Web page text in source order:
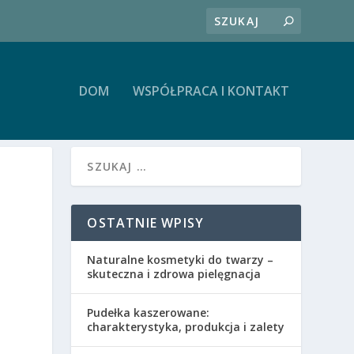
DOM WSPÓŁPRACA I KONTAKT
OSTATNIE WPISY
Naturalne kosmetyki do twarzy –
skuteczna i zdrowa pielęgnacja
Pudełka kaszerowane:
charakterystyka, produkcja i zalety